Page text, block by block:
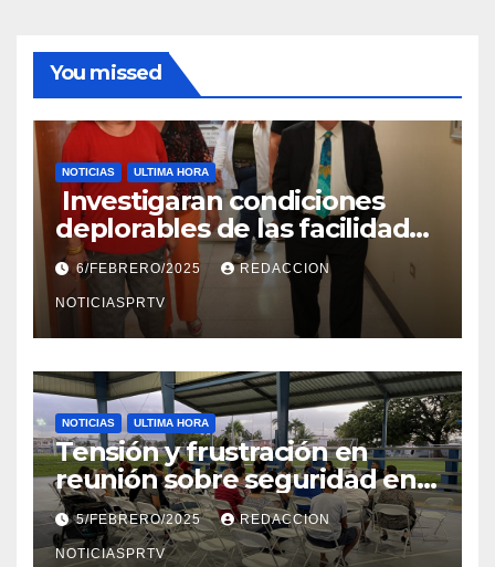
You missed
NOTICIAS ULTIMA HORA
Investigaran condiciones
deplorables de las facilidades
el Departamento de la Salud
en Mayagüez
6/FEBRERO/2025 REDACCION
NOTICIASPRTV
NOTICIAS ULTIMA HORA
Tensión y frustración en
reunión sobre seguridad en
Reparto Metropolitano
5/FEBRERO/2025 REDACCION
NOTICIASPRTV